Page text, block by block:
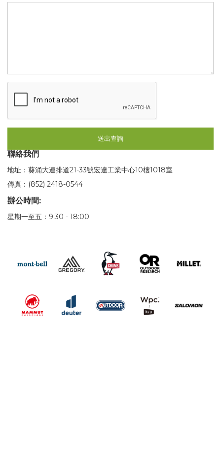
送出查詢
聯絡我們
地址：葵涌大連排道21-33號宏達工業中心10樓1018室
傳真：(852) 2418-0544
辦公時間:
星期一至五：9:30 - 18:00